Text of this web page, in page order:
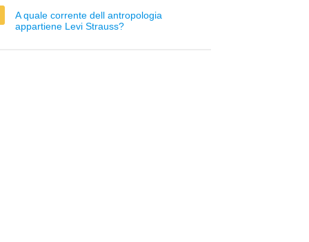
A quale corrente dell antropologia
appartiene Levi Strauss?